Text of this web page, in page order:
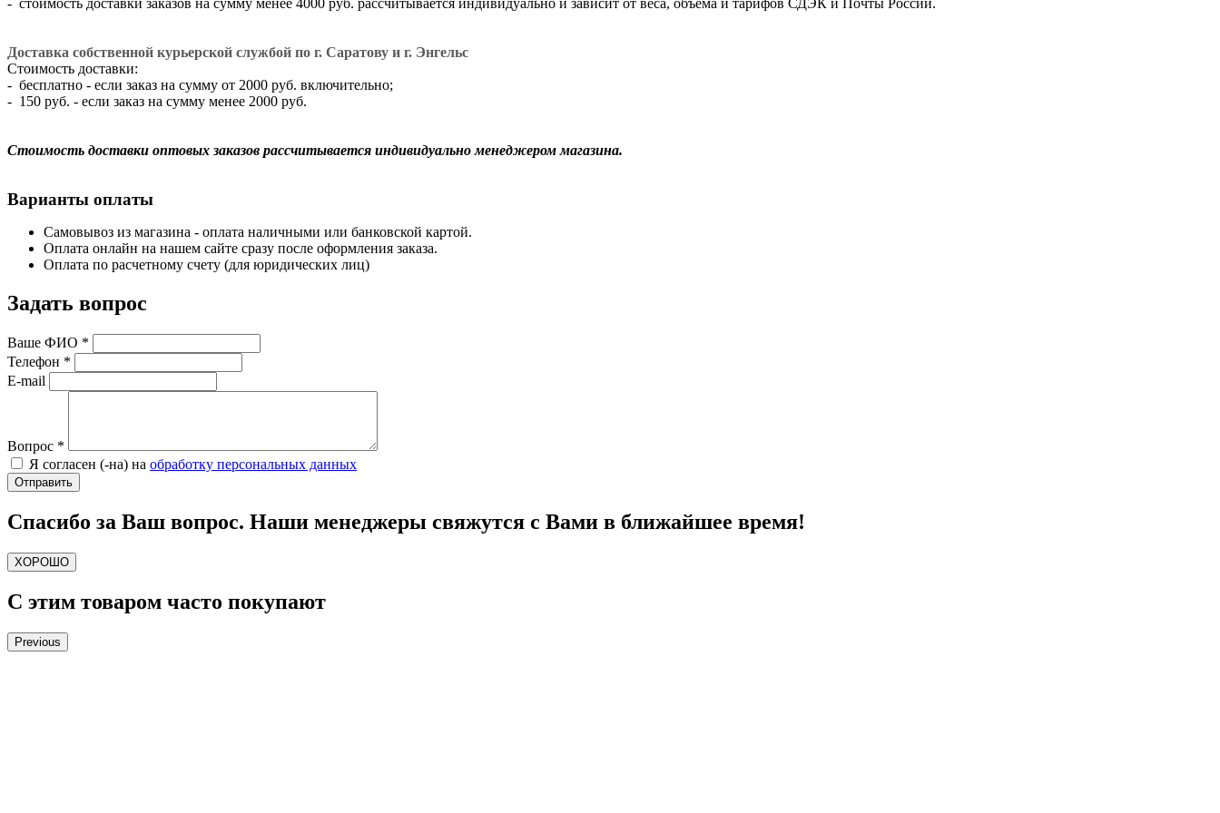
- стоимость доставки заказов на сумму менее 4000 руб. рассчитывается индивидуально и зависит от веса, объёма и тарифов СДЭК и Почты России.
Доставка собственной курьерской службой по г. Саратову и г. Энгельс
Стоимость доставки:
- бесплатно - если заказ на сумму от 2000 руб. включительно;
- 150 руб. - если заказ на сумму менее 2000 руб.
Стоимость доставки оптовых заказов рассчитывается индивидуально менеджером магазина.
Варианты оплаты
Самовывоз из магазина - оплата наличными или банковской картой.
Оплата онлайн на нашем сайте сразу после оформления заказа.
Оплата по расчетному счету (для юридических лиц)
Задать вопрос
Ваше ФИО *
Телефон *
E-mail
Вопрос *
Я согласен (-на) на обработку персональных данных
Спасибо за Ваш вопрос. Наши менеджеры свяжутся с Вами в ближайшее время!
ХОРОШО
С этим товаром часто покупают
Previous